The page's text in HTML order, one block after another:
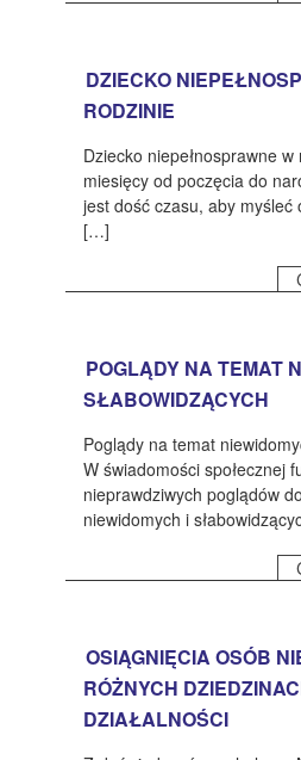
DZIECKO
RODZINIE
Dziecko niepełnosprawne
miesięcy od poczęcia do
jest dość czasu, aby myśleć
[…]
POGLĄDY NA TEMAT
SŁABOWIDZĄCYCH
Poglądy na temat
W świadomości społecznej
nieprawdziwych poglądów
niewidomych i
OSIĄGNIĘCIA OSÓB
RÓŻNYCH
DZIAŁALNOŚCI